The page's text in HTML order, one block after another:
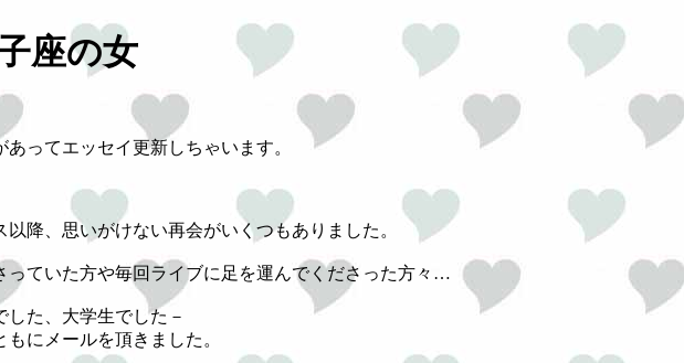
座の女
ってエッセイ更新しちゃいます。
降、思いがけない再会がいくつもありました。
っていた方や毎回ライブに足を運んでくださった方々…
た、大学生でした－
にメールを頂きました。